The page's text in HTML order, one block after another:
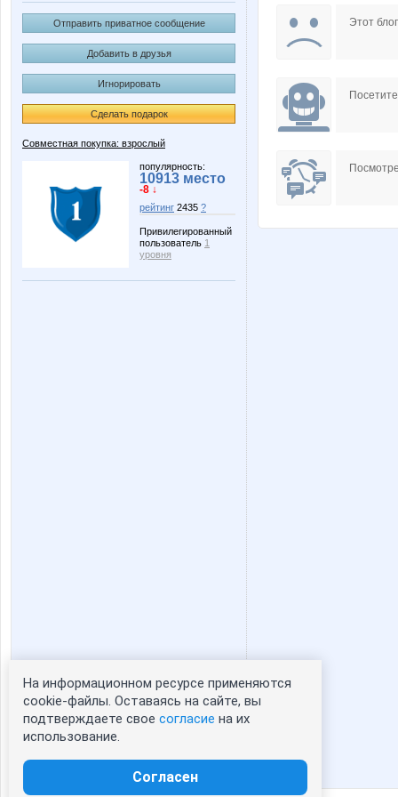
Отправить приватное сообщение
Добавить в друзья
Игнорировать
Сделать подарок
Совместная покупка: взрослый
популярность:
10913 место
-8 ↓
рейтинг 2435 ?
Привилегированный
пользователь 1
уровня
Статистика портрета:
сейчас просматривают портрет - 0
зарегистрированные пользователи
irinatimo
vfhfxtd юля23
Этот
На информационном ресурсе применяются
cookie-файлы. Оставаясь на сайте, вы
подтверждаете свое согласие на их
использование.
Согласен